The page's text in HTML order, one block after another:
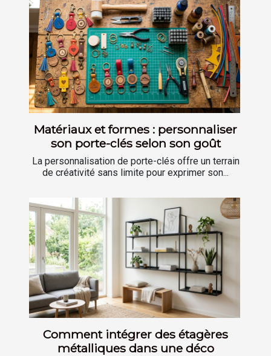
Matériaux et formes : personnaliser
son porte-clés selon son goût
La personnalisation de porte-clés offre un terrain
de créativité sans limite pour exprimer son...
Comment intégrer des étagères
métalliques dans une déco